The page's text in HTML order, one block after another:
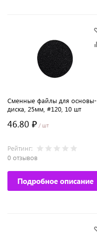
Сменные файлы для основы-
диска, 25мм, #120, 10 шт
46.80 ₽ / шт
Рейтинг:
0 отзывов
Подробное описание